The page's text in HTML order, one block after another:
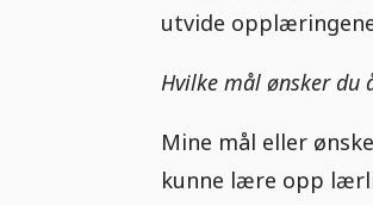
utvide
Hvilke mål ønsker du
Mine mål eller
kunne lære opp